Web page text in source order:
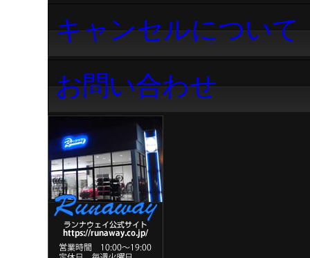
キャンセルについて
お問い合わせ